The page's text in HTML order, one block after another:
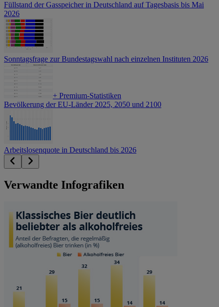
Füllstand der Gasspeicher in Deutschland auf Tagesbasis bis Mai
2026
Sonntagsfrage zur Bundestagswahl nach einzelnen Instituten 2026
+ Premium-Statistiken
Bevölkerung der EU-Länder 2025, 2050 und 2100
Arbeitslosenquote in Deutschland bis 2026
Verwandte Infografiken